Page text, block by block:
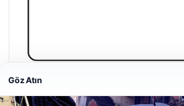
Enes Kaplan Avukatlık Bürosu
28/04/2026
Göz Atın